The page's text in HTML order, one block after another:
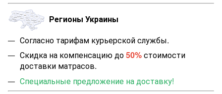
Регионы Украины
Согласно тарифам курьерской службы.
Скидка на компенсацию до50%стоимости
доставки матрасов.
Специальные предложение на доставку!